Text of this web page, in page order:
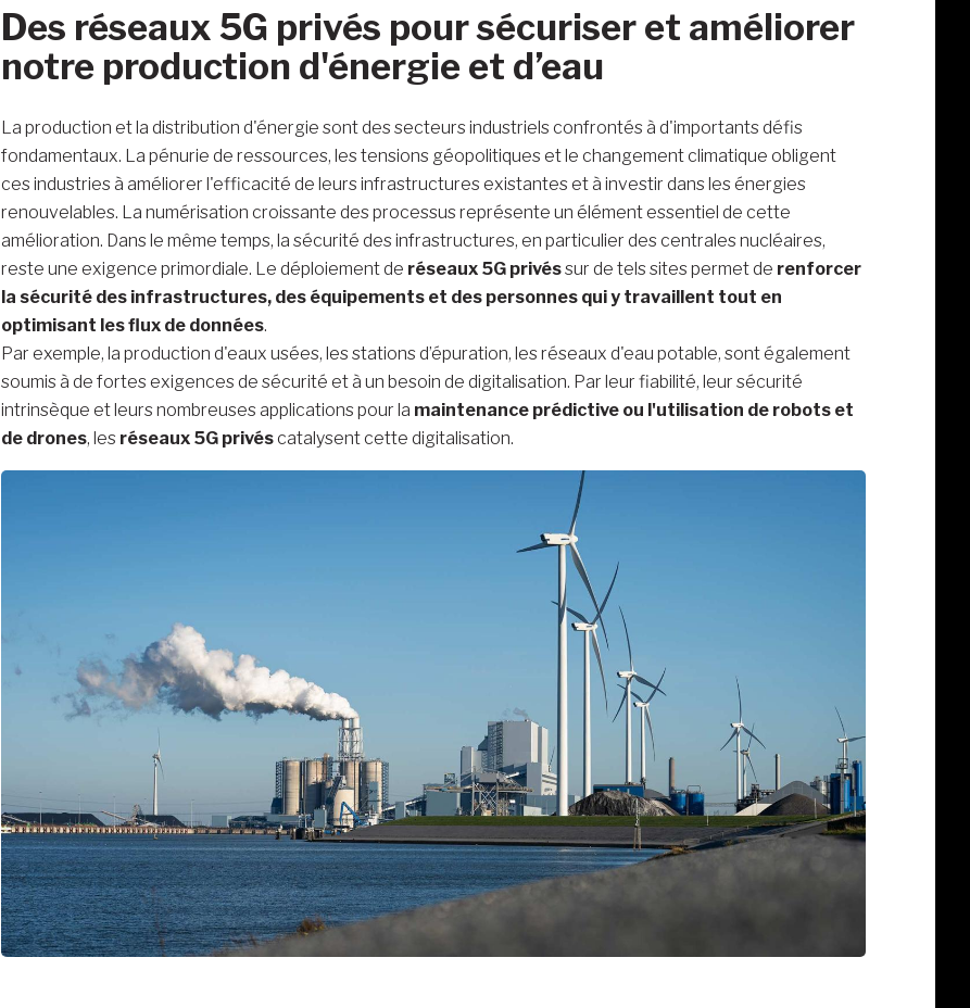
Des réseaux 5G privés pour sécuriser et améliorer
notre production d'énergie et d’eau
La production et la distribution d'énergie sont des secteurs industriels confrontés à d'importants défis
fondamentaux. La pénurie de ressources, les tensions géopolitiques et le changement climatique obligent
ces industries à améliorer l'efficacité de leurs infrastructures existantes et à investir dans les énergies
renouvelables. La numérisation croissante des processus représente un élément essentiel de cette
amélioration. Dans le même temps, la sécurité des infrastructures, en particulier des centrales nucléaires,
reste une exigence primordiale. Le déploiement de réseaux 5G privéssur de tels sites permet de renforcer
la sécurité des infrastructures, des équipements et des personnes qui y travaillent tout en
optimisant les flux de données.
Par exemple, la production d'eaux usées, les stations d’épuration, les réseaux d'eau potable, sont également
soumis à de fortes exigences de sécurité et à un besoin de digitalisation. Par leur fiabilité, leur sécurité
intrinsèque et leurs nombreuses applications pour la maintenance prédictive ou l'utilisation de robots et
de drones, les réseaux 5G privéscatalysent cette digitalisation.